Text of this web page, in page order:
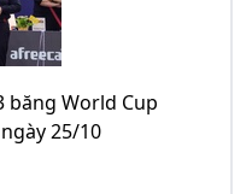
băng World Cup
25/10